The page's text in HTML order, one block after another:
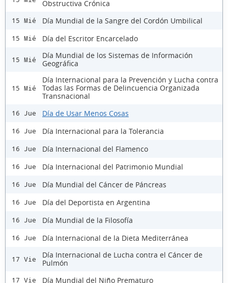
Obstructiva Crónica
15 Mié Día Mundial de la Sangre del Cordón Umbilical
15 Mié Día del Escritor Encarcelado
15 Mié
Día Mundial de los Sistemas de Información
Geográfica
15 Mié
Día Internacional para la Prevención y Lucha contra
Todas las Formas de Delincuencia Organizada
Transnacional
16 Jue Día de Usar Menos Cosas
16 Jue Día Internacional para la Tolerancia
16 Jue Día Internacional del Flamenco
16 Jue Día Internacional del Patrimonio Mundial
16 Jue Día Mundial del Cáncer de Páncreas
16 Jue Día del Deportista en Argentina
16 Jue Día Mundial de la Filosofía
16 Jue Día Internacional de la Dieta Mediterránea
17 Vie
Día Internacional de Lucha contra el Cáncer de
Pulmón
17 Vie Día Mundial del Niño Prematuro